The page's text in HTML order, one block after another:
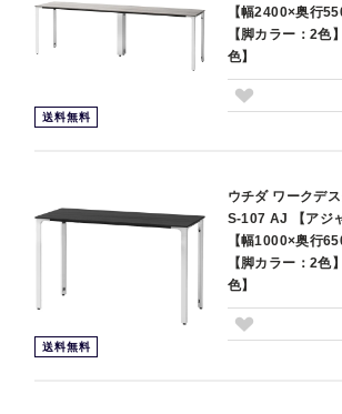
送料無料
【幅2400×奥行
【脚カラー：2色
色】
送料無料
ウチダ ワークデ
S-107 AJ 【アジ
【幅1000×奥行
【脚カラー：2色
色】